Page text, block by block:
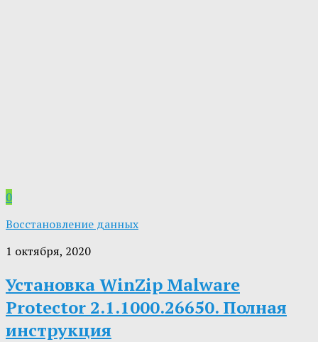
0
Восстановление данных
1 октября, 2020
Установка WinZip Malware
Protector 2.1.1000.26650. Полная
инструкция